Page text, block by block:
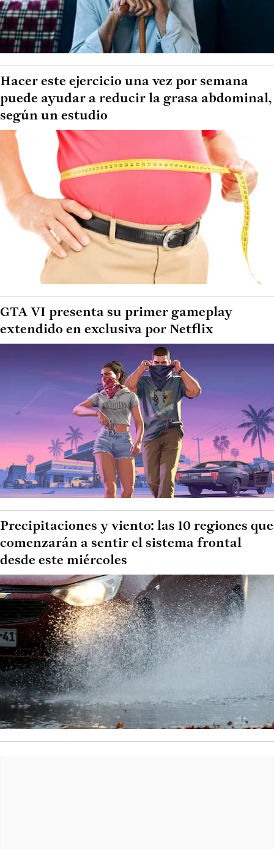
Hacer este ejercicio una vez por semana
puede ayudar a reducir la grasa abdominal,
según un estudio
GTA VI presenta su primer gameplay
extendido en exclusiva por Netflix
Precipitaciones y viento: las 10 regiones que
comenzarán a sentir el sistema frontal
desde este miércoles